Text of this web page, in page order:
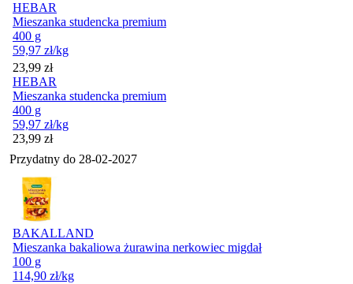
HEBAR
Mieszanka studencka premium
400 g
59,97 zł/kg
Cena
23,99 zł
HEBAR
Mieszanka studencka premium
400 g
59,97 zł/kg
Cena
23,99 zł
Przydatny do 28-02-2027
BAKALLAND
Mieszanka bakaliowa żurawina nerkowiec migdał
100 g
114,90 zł/kg